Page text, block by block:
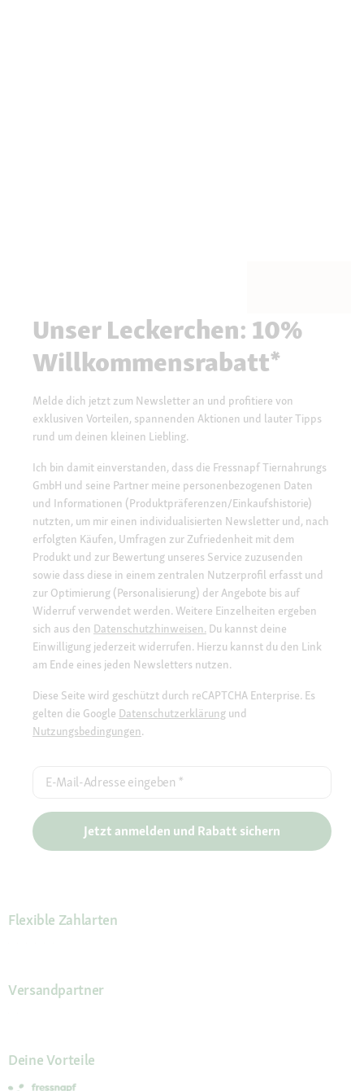
Unser Leckerchen: 10%
Willkommensrabatt*
Melde dich jetzt zum Newsletter an und profitiere von
exklusiven Vorteilen, spannenden Aktionen und lauter Tipps
rund um deinen kleinen Liebling.
Ich bin damit einverstanden, dass die Fressnapf Tiernahrungs
GmbH und seine Partner meine personenbezogenen Daten
und Informationen (Produktpräferenzen/Einkaufshistorie)
nutzten, um mir einen individualisierten Newsletter und, nach
erfolgten Käufen, Umfragen zur Zufriedenheit mit dem
Produkt und zur Bewertung unseres Service zuzusenden
sowie dass diese in einem zentralen Nutzerprofil erfasst und
zur Optimierung (Personalisierung) der Angebote bis auf
Widerruf verwendet werden. Weitere Einzelheiten ergeben
sich aus den Datenschutzhinweisen. Du kannst deine
Einwilligung jederzeit widerrufen. Hierzu kannst du den Link
am Ende eines jeden Newsletters nutzen.
Diese Seite wird geschützt durch reCAPTCHA Enterprise. Es
gelten die Google Datenschutzerklärung und
Nutzungsbedingungen.
E-Mail-Adresse eingeben *
Jetzt anmelden und Rabatt sichern
Flexible Zahlarten
Versandpartner
Deine Vorteile